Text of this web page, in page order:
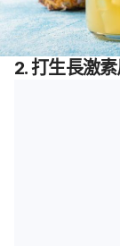
2. 打生長激